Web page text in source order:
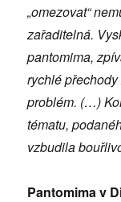
„omezovat“
zařaditelná.
pantomima,
rychlé
problém. (…)
tématu,
vzbudila
Pantomima v